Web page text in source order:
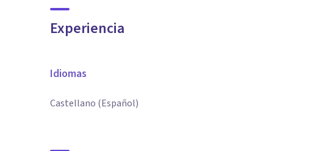
Experiencia
Idiomas
Castellano (Español)